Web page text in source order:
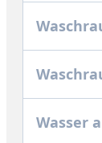
Wasser